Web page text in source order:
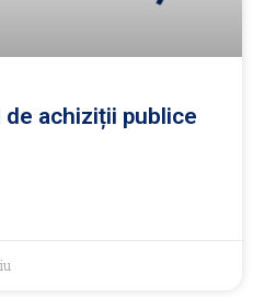
achiziții publice